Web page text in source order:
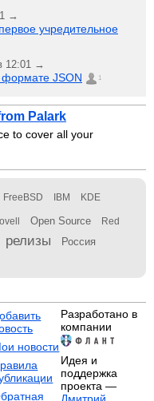
→
учредительное
12:01 →
формате JSON 1
Palark
to cover all your
FreeBSD IBM KDE
Open Source Red
релизы Россия
новости
Разработано в
компании
Идея и
поддержка
проекта —